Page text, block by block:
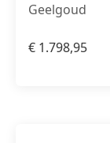
Geelgoud
€ 1.798,95